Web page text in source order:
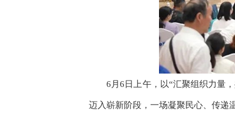
6月6日上午，以“汇聚组织力量，
迈入崭新阶段，一场凝聚民心、传递